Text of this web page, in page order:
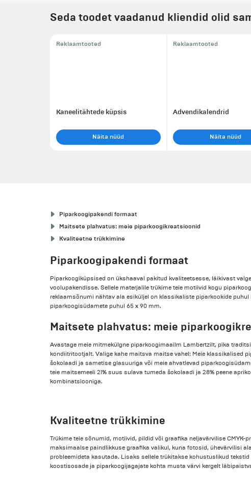
Seda toodet vaadanud kliendid olid
Reklaamtooted
Kaneelitähtede küpsis
Näita nüüd
Reklaamtooted
Advendikalendrid
Näita nüüd
Piparkoogipakendi formaat
Maitsete plahvatus: meie piparkoogikreatsioonid
Kvaliteetne trükkimine
Piparkoogipakendi formaat
Piparkoogiküpsised on ükshaaval pakitud kvaliteetsesse, läikivast
voolupakendisse. Sellele materjalile trükime teie motiivid kogu
reklaamsõnumi nähtav ala esiküljel on klassikaliste piparkookide puhul
piparkoogisüdamete puhul 65 x 90 mm.
Maitsete plahvatus: meie
Avastage meie mitmekülgne piparkoogimaailm Lambertzilt, pika
kondiitritootjalt. Valige kahe maitsva maitse vahel: Meie klassikalised
šokolaadi ja sametise glasuuriga või meie ahvatlevad
teie maitsemeeli 21% suus sulava tumeda šokolaadi ja 28% peene
kombinatsiooniga.
Kvaliteetne trükkimine
Trükime teie sõnumid, motiivid, pildid või graafika neljavärvilise CMYK-
maksimaalse paindlikkuse graafika valikul, kuna fotosid, ühevärvilisi
probleemideta kasutada. Lisaks sellele trükitakse kohustuslikud
koostisosade ja piparkoogijagajate kohta musta värvi kergelt